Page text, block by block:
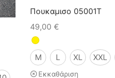
Πουκαμισο 05001T
49,00 €
M L XL XXL
Εκκαθάριση